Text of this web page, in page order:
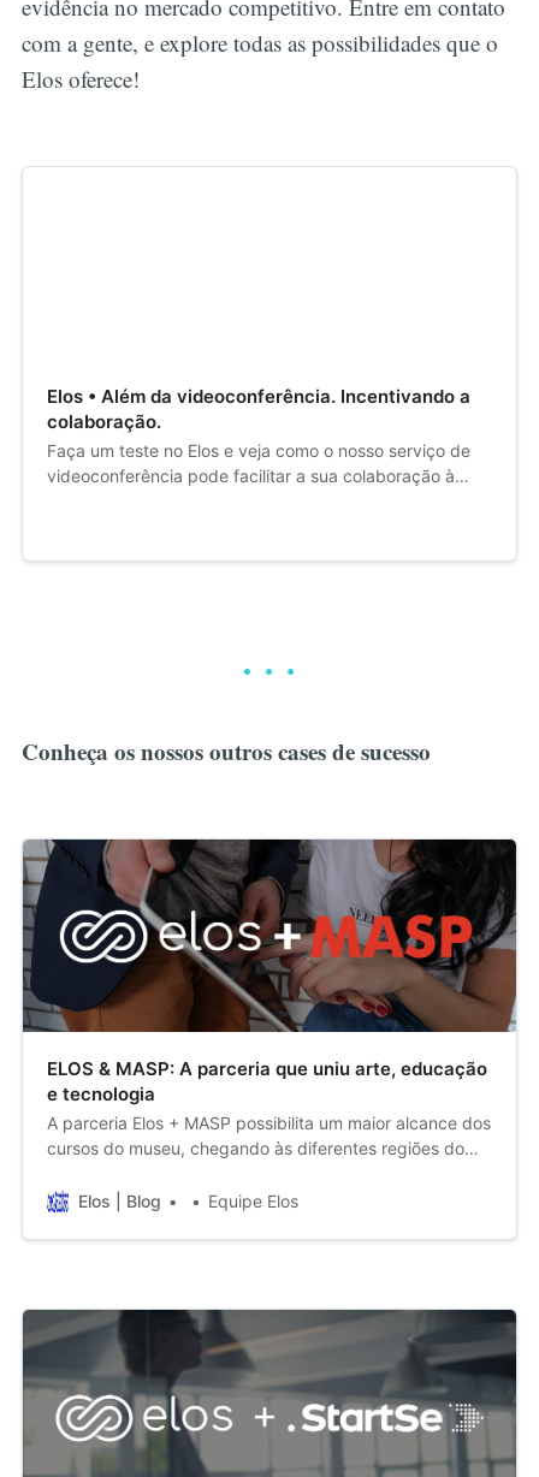
evidência no mercado competitivo. Entre em contato
com a gente, e explore todas as possibilidades que o
Elos oferece!
Elos • Além da videoconferência. Incentivando a
colaboração.
Faça um teste no Elos e veja como o nosso serviço de
videoconferência pode facilitar a sua colaboração à
Conheça os nossos outros cases de sucesso
ELOS & MASP: A parceria que uniu arte, educação
e tecnologia
A parceria Elos + MASP possibilita um maior alcance dos
cursos do museu, chegando às diferentes regiões do
Elos | Blog
Equipe Elos